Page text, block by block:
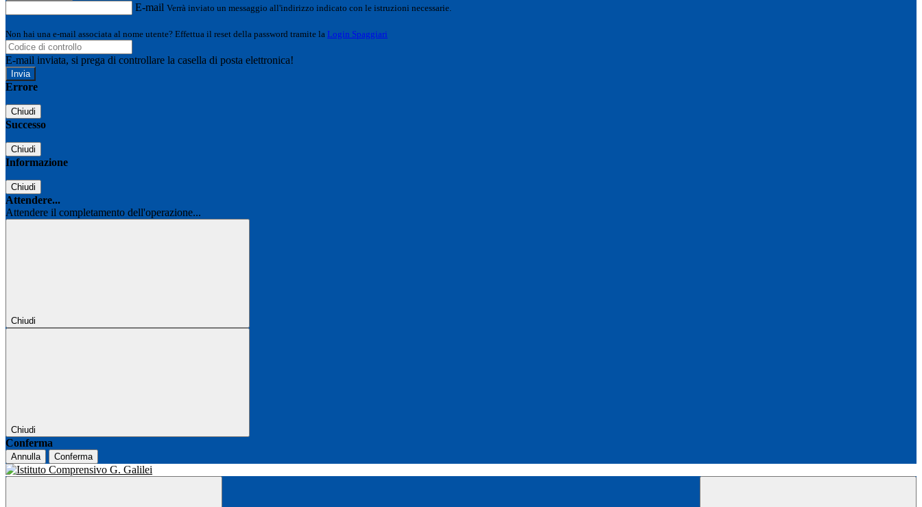
E-mail Verrà inviato un messaggio all'indirizzo indicato con le istruzioni necessarie.
Non hai una e-mail associata al nome utente? Effettua il reset della password tramite la Login Spaggiari
E-mail inviata, si prega di controllare la casella di posta elettronica!
Errore
Chiudi
Successo
Chiudi
Informazione
Chiudi
Attendere...
Attendere il completamento dell'operazione...
Chiudi
Chiudi
Conferma
Annulla Conferma